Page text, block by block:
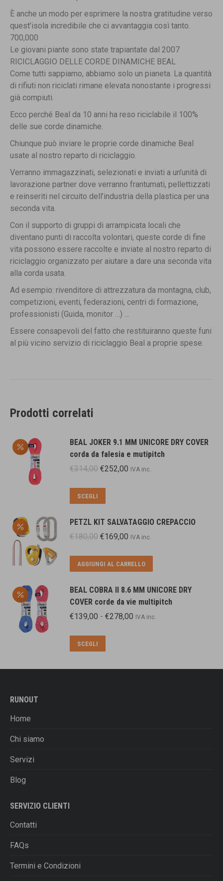
È anche un modo per esprimere la nostra gratitudine verso
quest’isola incredibile che ci avvantaggia così tanto.
700,000
Le giovani piante sono state trapiantate dal 2007
RICICLAGGIO DELLE CORDE DINAMICHE BEAL
Come tutti sappiamo, abbiamo solo un pianeta. La quantità
di rifiuti non riciclati rimane elevata nonostante i progressi
già compiuti.
Ecco perché Beal da 10 anni ha reso riciclabile il 100%
delle sue corde dinamiche.
Chiunque può inviare le proprie corde dinamiche Beal
usate al nostro reparto di riciclaggio.
Verranno immagazzinati, selezionati e inviati a un’unità di
lavorazione partner dove verranno frantumati, pellettizzati
e reinseriti nel circuito dell’industria della plastica per una
seconda vita.
Con il supporto di gruppi di arrampicata locali che
diventano punti di raccolta volontari, queste corde di fine
vita possono essere raccolte e inviate al nostro reparto di
riciclaggio organizzato per aiutare a dare una seconda vita
alla corda usata.
Ad esempio: rivenditore di attrezzatura da montagna, club,
competizioni, eventi, federazioni, centri di formazione,
professionisti (Guida, monitor …) …
Essere consapevoli del fatto che restituiranno queste funi
al più vicino servizio di riciclaggio Beal a proprie spese.
Prodotti correlati
BEAL JOKER 9.1 MM UNICORE DRY COVER
corda da falesia e mutipitch
€314,00 Il
era:
€252,00 IlIVA inc.
SCEGLI
prodotto
ha
varianti.
opzioni
essere
scelte
nella
del
prodotto
PETZL KIT SALVATAGGIO CREPACCIO
€180,00 Il
originale
era:
€169,00 Il
attuale
è:
IVA inc.
AGGIUNGI AL CARRELLO
BEAL COBRA II 8.6 MM UNICORE DRY
COVER corde da vie multipitch
€139,00 - €278,00 Fascia
IVA inc.
SCEGLI
prodotto
RUNOUT
Home
Chi siamo
Servizi
Blog
SERVIZIO CLIENTI
Contatti
FAQs
Termini e Condizioni